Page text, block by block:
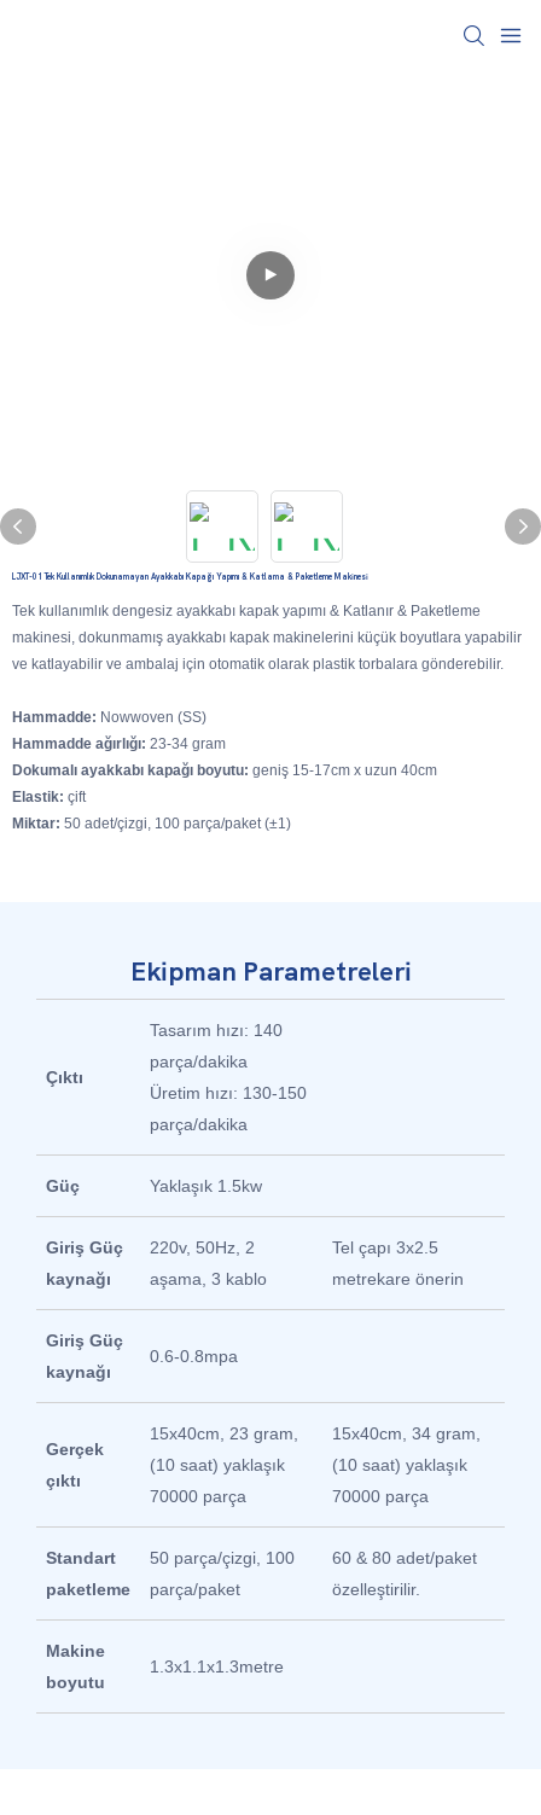
LJXT-01 Tek Kullanımlık Dokunamayan Ayakkabı Kapağı Yapımı & Katlama & Paketleme Makinesi
Tek kullanımlık dengesiz ayakkabı kapak yapımı & Katlanır & Paketleme
makinesi, dokunmamış ayakkabı kapak makinelerini küçük boyutlara yapabilir
ve katlayabilir ve ambalaj için otomatik olarak plastik torbalara gönderebilir.
Hammadde: Nowwoven (SS)
Hammadde ağırlığı: 23-34 gram
Dokumalı ayakkabı kapağı boyutu: geniş 15-17cm x uzun 40cm
Elastik: çift
Miktar: 50 adet/çizgi, 100 parça/paket (±1)
Ekipman Parametreleri
Çıktı
Tasarım hızı: 140
parça/dakika
Üretim hızı: 130-150
parça/dakika
Güç Yaklaşık 1.5kw
Giriş Güç
kaynağı
220v, 50Hz, 2
aşama, 3 kablo
Tel çapı 3x2.5
metrekare önerin
Giriş Güç
kaynağı
0.6-0.8mpa
Gerçek
çıktı
15x40cm, 23 gram,
(10 saat) yaklaşık
70000 parça
15x40cm, 34 gram,
(10 saat) yaklaşık
70000 parça
Standart
paketleme
50 parça/çizgi, 100
parça/paket
60 & 80 adet/paket
özelleştirilir.
Makine
boyutu
1.3x1.1x1.3metre